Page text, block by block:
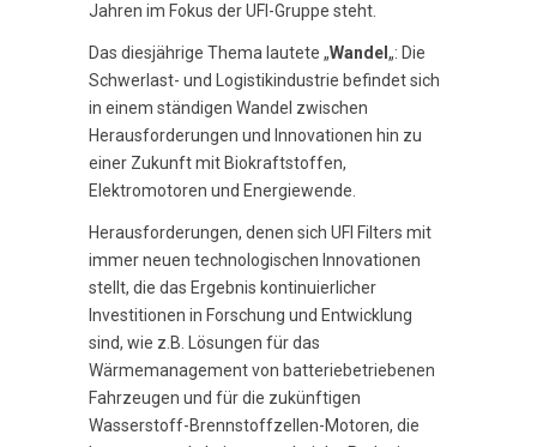
Jahren im Fokus der UFI-Gruppe steht.
Das diesjährige Thema lautete „Wandel „: Die
Schwerlast- und Logistikindustrie befindet sich
in einem ständigen Wandel zwischen
Herausforderungen und Innovationen hin zu
einer Zukunft mit Biokraftstoffen,
Elektromotoren und Energiewende.
Herausforderungen, denen sich UFI Filters mit
immer neuen technologischen Innovationen
stellt, die das Ergebnis kontinuierlicher
Investitionen in Forschung und Entwicklung
sind, wie z.B. Lösungen für das
Wärmemanagement von batteriebetriebenen
Fahrzeugen und für die zukünftigen
Wasserstoff-Brennstoffzellen-Motoren, die